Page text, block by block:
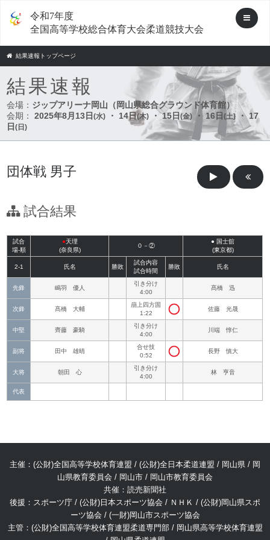
令和7年度
全国高等学校総合体育大会柔道競技大会
結果速報トップページ
結果速報
会場： ジップアリーナ岡山（岡山県総合グラウンド体育館）
会期：
2025年8月13日(水) ・ 14日(木) ・ 15日(金) ・ 16日(土)
・ 17
日(日)
団体戦 男子
試合結果
試合
場-順
●天理
(奈良県)
０－②
● 国士舘
(東京都)
2-1 氏名 勝敗
試合内容
試合時間
勝敗 氏名
先鋒 嶋羽 優人
引き分け
4:00
髙橋 迅
次鋒 髙橋 大輔
崩上四方固
1:22
佐藤 光晟
中堅 齊藤 豪騎
引き分け
4:00
川端 惇仁
副将 田中 雄晴
合せ技
0:52
長野 慎大
大将 朝田 心
引き分け
4:00
林 亨音
代表
主催：(公財)全国高等学校体育連盟 / (公財)全日本柔道連盟 / 岡山県 / 岡
山県教育委員会 / 岡山市 / 岡山市教育委員会
共催：読売新聞社
後援：スポーツ庁 / (公財)日本スポーツ協会 / ＮＨＫ / (公財)岡山県スポ
ーツ協会 / (一財)岡山市スポーツ協会
主管：(公財)全国高等学校体育連盟柔道専門部 / 岡山県高等学校体育連盟